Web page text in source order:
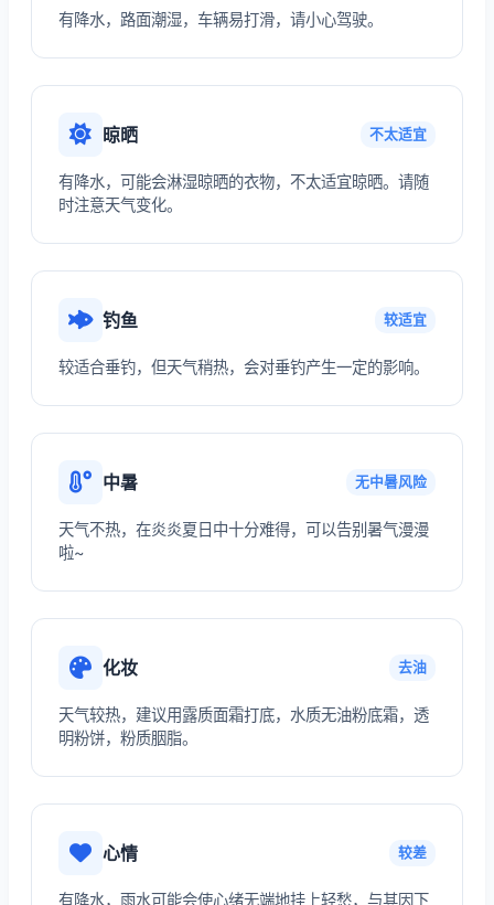
有降水，路面潮湿，车辆易打滑，请小心驾驶。
晾晒 不太适宜
有降水，可能会淋湿晾晒的衣物，不太适宜晾晒。请随
时注意天气变化。
钓鱼 较适宜
较适合垂钓，但天气稍热，会对垂钓产生一定的影响。
中暑 无中暑风险
天气不热，在炎炎夏日中十分难得，可以告别暑气漫漫
啦~
化妆 去油
天气较热，建议用露质面霜打底，水质无油粉底霜，透
明粉饼，粉质胭脂。
心情 较差
有降水，雨水可能会使心绪无端地挂上轻愁，与其因下